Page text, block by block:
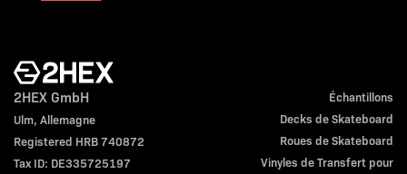
2HEX GmbH
Ulm, Allemagne
Registered HRB 740872
Tax ID: DE335725197
Échantillons
Decks de Skateboard
Roues de Skateboard
Vinyles de Transfert pour